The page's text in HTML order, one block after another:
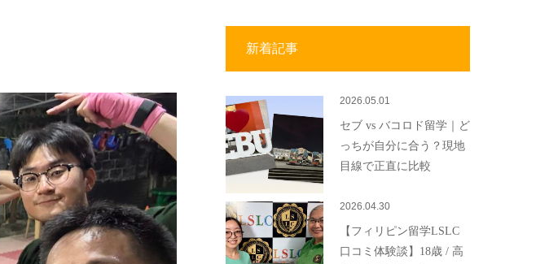
新着記事
2026.05.01
セブ vs バコロド留学｜ど
っちが自分に合う？現地
目線で正直に比較
2026.04.30
【フィリピン留学LSLC
口コミ体験談】18歳 / 高